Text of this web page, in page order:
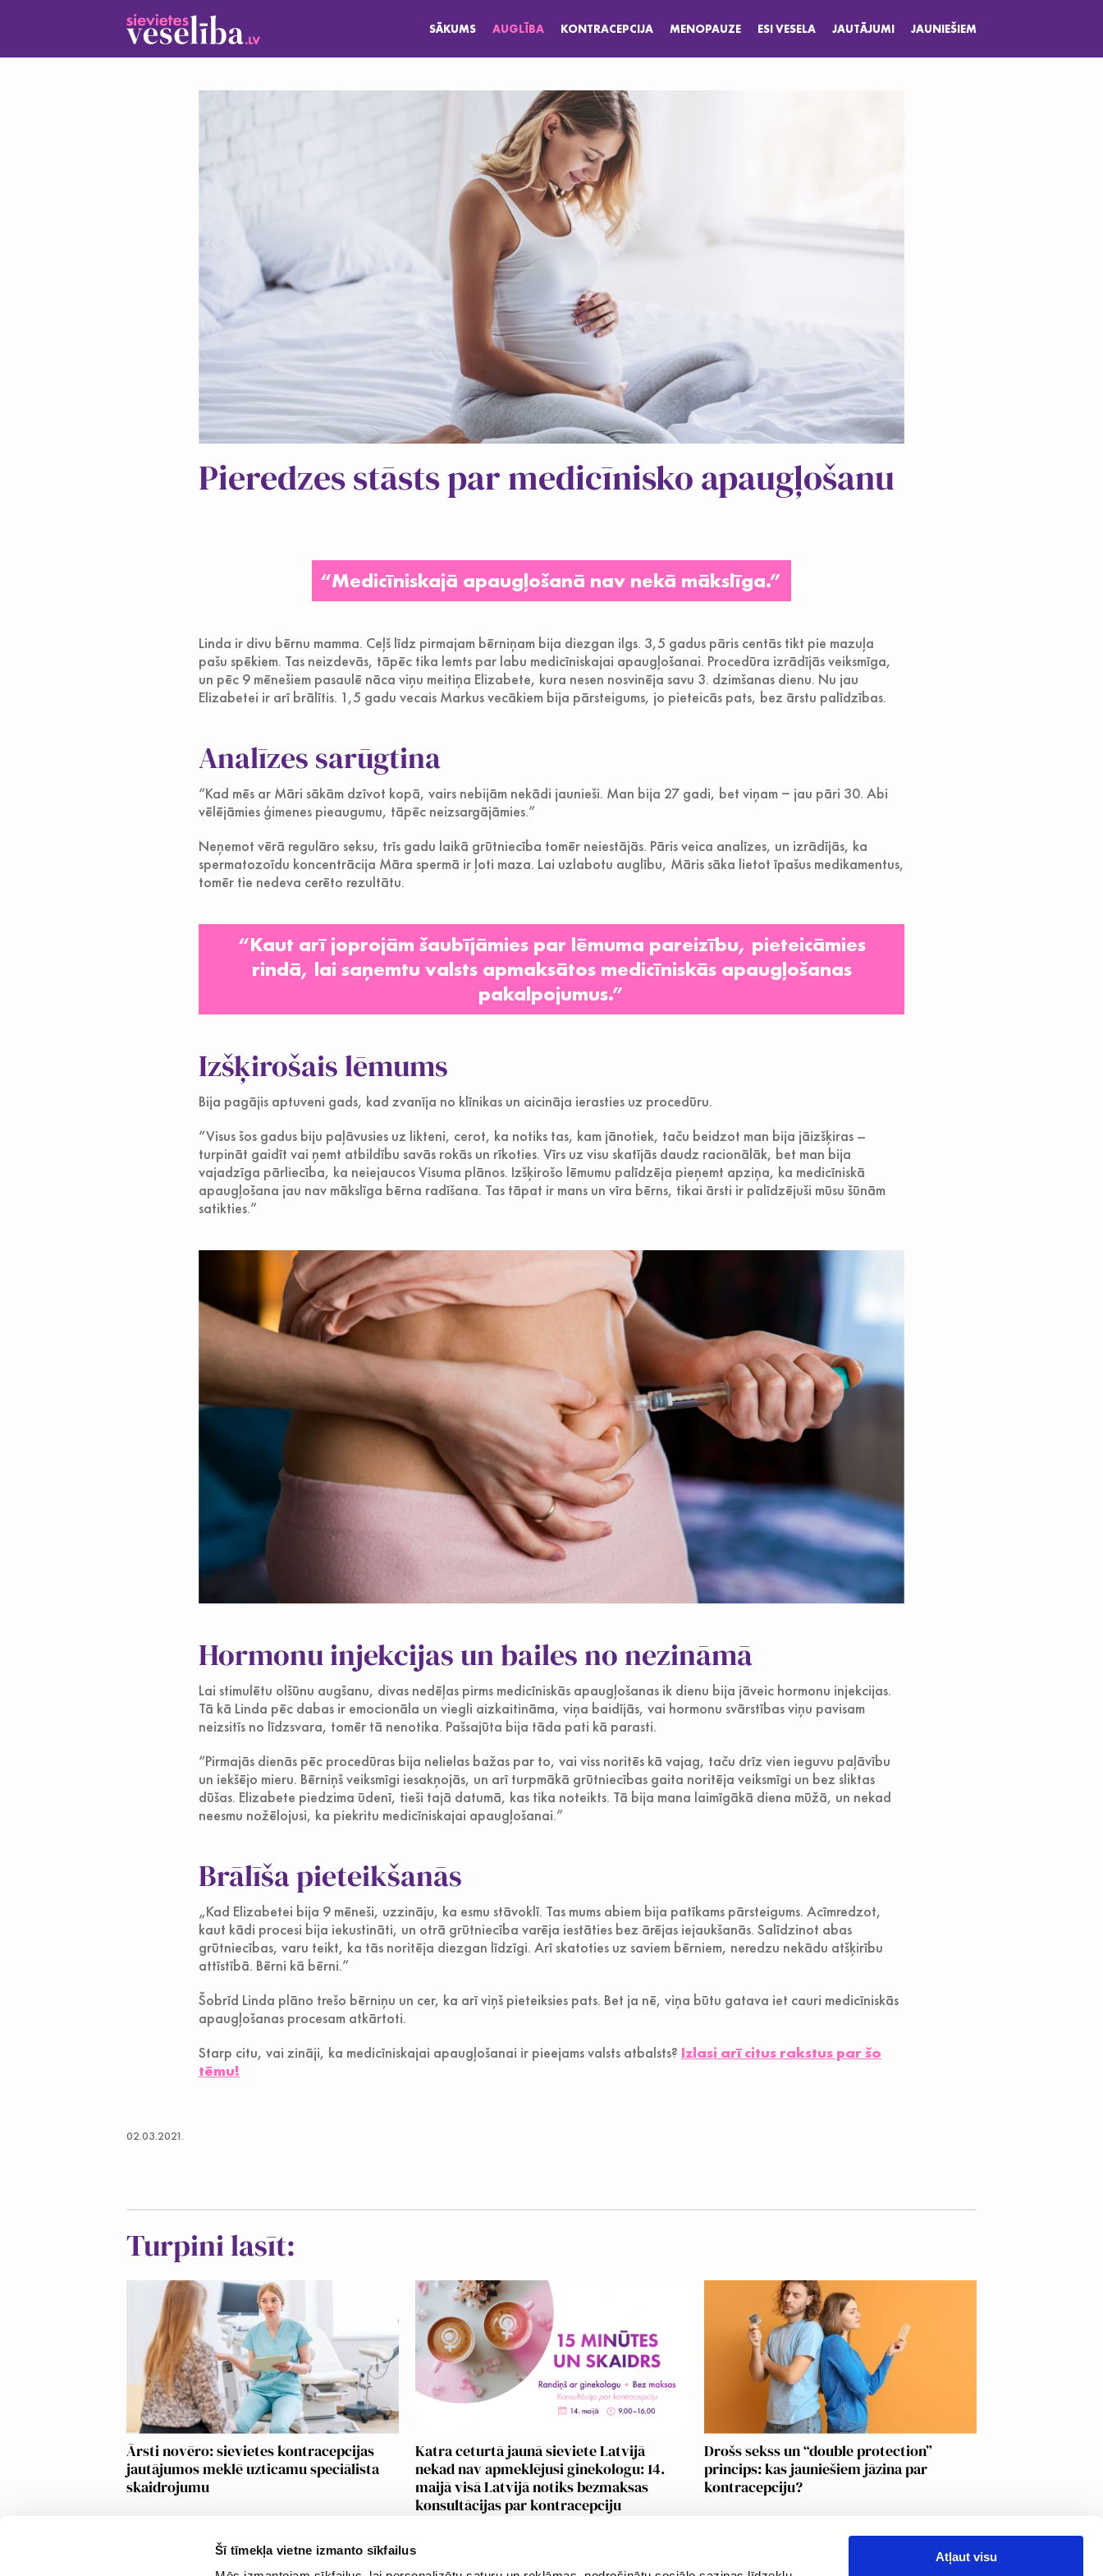
Šī tīmekļa vietne izmanto sīkfailus
Atļaut visu
SĀKUMS AUGLĪBA KONTRACEPCIJA MENOPAUZE ESI VESELA JAUTĀJUMI JAUNIEŠIEM
Pieredzes stāsts par medicīnisko apaugļošanu
“Medicīniskajā apaugļošanā nav nekā mākslīga.”
Linda ir divu bērnu mamma. Ceļš līdz pirmajam bērniņam bija diezgan ilgs. 3,5 gadus pāris centās tikt pie mazuļa
pašu spēkiem. Tas neizdevās, tāpēc tika lemts par labu medicīniskajai apaugļošanai. Procedūra izrādījās veiksmīga,
un pēc 9 mēnešiem pasaulē nāca viņu meitiņa Elizabete, kura nesen nosvinēja savu 3. dzimšanas dienu. Nu jau
Elizabetei ir arī brālītis. 1,5 gadu vecais Markus vecākiem bija pārsteigums, jo pieteicās pats, bez ārstu palīdzības.
Analīzes sarūgtina
“Kad mēs ar Māri sākām dzīvot kopā, vairs nebijām nekādi jaunieši. Man bija 27 gadi, bet viņam ‒ jau pāri 30. Abi
vēlējāmies ģimenes pieaugumu, tāpēc neizsargājāmies.”
Neņemot vērā regulāro seksu, trīs gadu laikā grūtniecība tomēr neiestājās. Pāris veica analīzes, un izrādījās, ka
spermatozoīdu koncentrācija Māra spermā ir ļoti maza. Lai uzlabotu auglību, Māris sāka lietot īpašus medikamentus,
tomēr tie nedeva cerēto rezultātu.
“Kaut arī joprojām šaubījāmies par lēmuma pareizību, pieteicāmies
rindā, lai saņemtu valsts apmaksātos medicīniskās apaugļošanas
pakalpojumus.”
Izšķirošais lēmums
Bija pagājis aptuveni gads, kad zvanīja no klīnikas un aicināja ierasties uz procedūru.
“Visus šos gadus biju paļāvusies uz likteni, cerot, ka notiks tas, kam jānotiek, taču beidzot man bija jāizšķiras –
turpināt gaidīt vai ņemt atbildību savās rokās un rīkoties. Vīrs uz visu skatījās daudz racionālāk, bet man bija
vajadzīga pārliecība, ka neiejaucos Visuma plānos. Izšķirošo lēmumu palīdzēja pieņemt apziņa, ka medicīniskā
apaugļošana jau nav mākslīga bērna radīšana. Tas tāpat ir mans un vīra bērns, tikai ārsti ir palīdzējuši mūsu šūnām
satikties.”
Hormonu injekcijas un bailes no nezināmā
Lai stimulētu olšūnu augšanu, divas nedēļas pirms medicīniskās apaugļošanas ik dienu bija jāveic hormonu injekcijas.
Tā kā Linda pēc dabas ir emocionāla un viegli aizkaitināma, viņa baidījās, vai hormonu svārstības viņu pavisam
neizsitīs no līdzsvara, tomēr tā nenotika. Pašsajūta bija tāda pati kā parasti.
“Pirmajās dienās pēc procedūras bija nelielas bažas par to, vai viss noritēs kā vajag, taču drīz vien ieguvu paļāvību
un iekšējo mieru. Bērniņš veiksmīgi iesakņojās, un arī turpmākā grūtniecības gaita noritēja veiksmīgi un bez sliktas
dūšas. Elizabete piedzima ūdenī, tieši tajā datumā, kas tika noteikts. Tā bija mana laimīgākā diena mūžā, un nekad
neesmu nožēlojusi, ka piekritu medicīniskajai apaugļošanai.”
Brālīša pieteikšanās
„Kad Elizabetei bija 9 mēneši, uzzināju, ka esmu stāvoklī. Tas mums abiem bija patīkams pārsteigums. Acīmredzot,
kaut kādi procesi bija iekustināti, un otrā grūtniecība varēja iestāties bez ārējas iejaukšanās. Salīdzinot abas
grūtniecības, varu teikt, ka tās noritēja diezgan līdzīgi. Arī skatoties uz saviem bērniem, neredzu nekādu atšķirību
attīstībā. Bērni kā bērni.”
Šobrīd Linda plāno trešo bērniņu un cer, ka arī viņš pieteiksies pats. Bet ja nē, viņa būtu gatava iet cauri medicīniskās
apaugļošanas procesam atkārtoti.
Starp citu, vai zināji, ka medicīniskajai apaugļošanai ir pieejams valsts atbalsts? Izlasi arī citus rakstus par šo
tēmu!
02.03.2021.
Turpini lasīt:
Ārsti novēro: sievietes kontracepcijas
jautājumos meklē uzticamu speciālista
skaidrojumu
Katra ceturtā jaunā sieviete Latvijā
nekad nav apmeklējusi ginekologu: 14.
maijā visā Latvijā notiks bezmaksas
konsultācijas par kontracepciju
Drošs sekss un “double protection”
princips: kas jauniešiem jāzina par
kontracepciju?